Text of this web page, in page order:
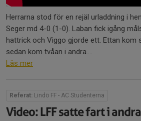
Herrarna stod för en rejäl urladdning i
Seger md 4-0 (1-0). Laban fick igång
hattrick och Viggo gjorde ett. Ettan kom
sedan kom tvåan i andra....
Läs mer
Referat: Lindö FF - AC Studenterna
Video: LFF satte fart i andra